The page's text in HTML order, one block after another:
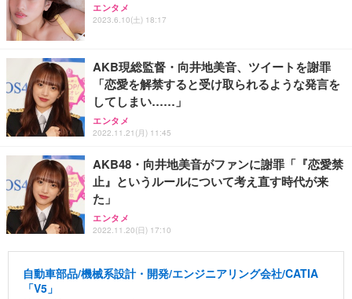
エンタメ
2023.6.10(土) 18:17
AKB現総監督・向井地美音、ツイートを謝罪
「恋愛を解禁すると受け取られるような発言を
してしまい……」
エンタメ
2022.11.21(月) 11:45
AKB48・向井地美音がファンに謝罪「『恋愛禁
止』というルールについて考え直す時代が来
た」
エンタメ
2022.11.20(日) 17:10
自動車部品/機械系設計・開発/エンジニアリング会社/CATIA
「V5」